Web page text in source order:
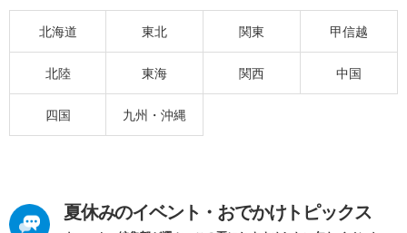
北海道 東北 関東 甲信越
北陸 東海 関西 中国
四国 九州・沖縄
夏休みのイベント・おでかけトピックス